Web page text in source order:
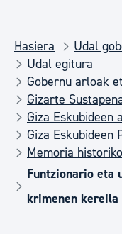
Hasiera
Udal
Udal egitura
Gobernu arloak
Gizarte
Giza Eskubideen
Giza Eskubideen
Memoria
Funtzionario eta
krimenen kereila